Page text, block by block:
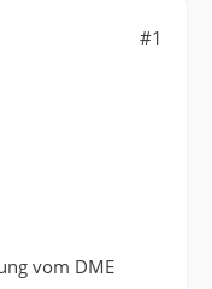
#1
vom DME